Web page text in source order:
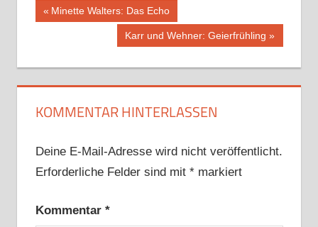
Beitragsnavigation
Vorheriger
Minette Walters: Das Echo
Nächster
Karr und Wehner: Geierfrühling
KOMMENTAR HINTERLASSEN
Deine E-Mail-Adresse wird nicht veröffentlicht.
Erforderliche Felder sind mit *markiert
Kommentar *